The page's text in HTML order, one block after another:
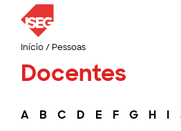
Início/ Pessoas
Docentes
A B C D E F G H I